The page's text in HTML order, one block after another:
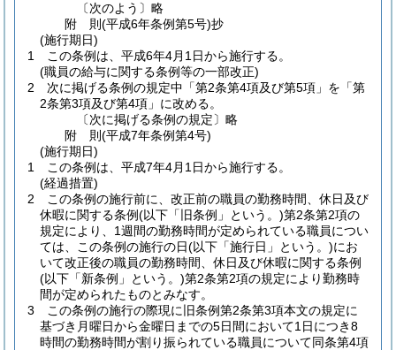
〔次のよう〕略
附 則(平成6年条例第5号)抄
(施行期日)
1
この条例は、平成6年4月1日から施行する。
(職員の給与に関する条例等の一部改正)
2
次に掲げる条例の規定中「第2条第4項及び第5項」を「第
2条第3項及び第4項」に改める。
〔次に掲げる条例の規定〕略
附 則(平成7年条例第4号)
(施行期日)
1
この条例は、平成7年4月1日から施行する。
(経過措置)
2
この条例の施行前に、改正前の職員の勤務時間、休日及び
休暇に関する条例(以下「旧条例」という。)第2条第2項の
規定により、1週間の勤務時間が定められている職員につい
ては、この条例の施行の日(以下「施行日」という。)にお
いて改正後の職員の勤務時間、休日及び休暇に関する条例
(以下「新条例」という。)第2条第2項の規定により勤務時
間が定められたものとみなす。
3
この条例の施行の際現に旧条例第2条第3項本文の規定に
基づき月曜日から金曜日までの5日間において1日につき8
時間の勤務時間が割り振られている職員について同条第4項